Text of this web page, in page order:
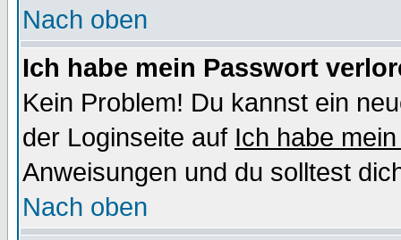
Nach oben
Ich habe mein Passwort
Kein Problem! Du kannst ein
der Loginseite auf Ich habe
Anweisungen und du solltest
Nach oben